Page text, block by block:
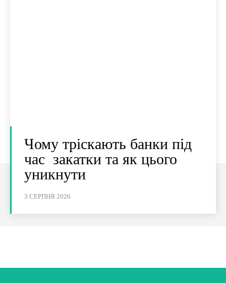
Чому тріскають банки під
час закатки та як цього
уникнути
3 СЕРПНЯ 2026